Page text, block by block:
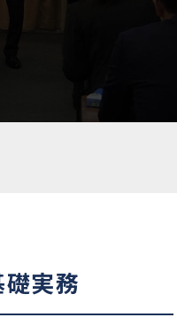
礎実務